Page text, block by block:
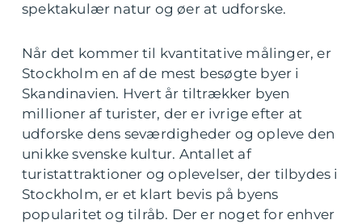
spektakulær natur og øer at udforske.
Når det kommer til kvantitative målinger, er
Stockholm en af de mest besøgte byer i
Skandinavien. Hvert år tiltrækker byen
millioner af turister, der er ivrige efter at
udforske dens seværdigheder og opleve den
unikke svenske kultur. Antallet af
turistattraktioner og oplevelser, der tilbydes i
Stockholm, er et klart bevis på byens
popularitet og tilråb. Der er noget for enhver